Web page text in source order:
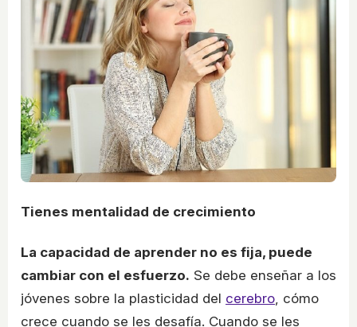
Tienes mentalidad de crecimiento
La capacidad de aprender no es fija, puede
cambiar con el esfuerzo. Se debe enseñar a los
jóvenes sobre la plasticidad del cerebro, cómo
crece cuando se les desafía. Cuando se les